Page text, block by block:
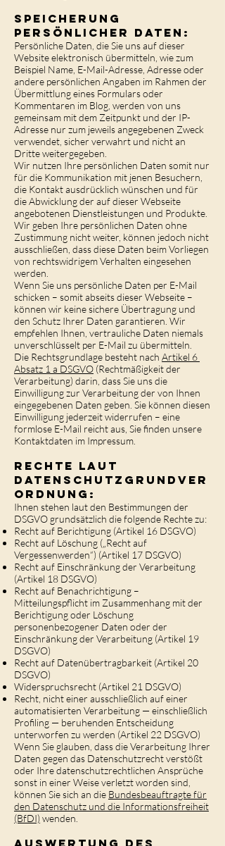
Speicherung
persönlicher Daten:
Persönliche Daten, die Sie uns auf dieser
Website elektronisch übermitteln, wie zum
Beispiel Name, E-Mail-Adresse, Adresse oder
andere persönlichen Angaben im Rahmen der
Übermittlung eines Formulars oder
Kommentaren im Blog, werden von uns
gemeinsam mit dem Zeitpunkt und der IP-
Adresse nur zum jeweils angegebenen Zweck
verwendet, sicher verwahrt und nicht an
Dritte weitergegeben.
Wir nutzen Ihre persönlichen Daten somit nur
für die Kommunikation mit jenen Besuchern,
die Kontakt ausdrücklich wünschen und für
die Abwicklung der auf dieser Webseite
angebotenen Dienstleistungen und Produkte.
Wir geben Ihre persönlichen Daten ohne
Zustimmung nicht weiter, können jedoch nicht
ausschließen, dass diese Daten beim Vorliegen
von rechtswidrigem Verhalten eingesehen
werden.
Wenn Sie uns persönliche Daten per E-Mail
schicken – somit abseits dieser Webseite –
können wir keine sichere Übertragung und
den Schutz Ihrer Daten garantieren. Wir
empfehlen Ihnen, vertrauliche Daten niemals
unverschlüsselt per E-Mail zu übermitteln.
Die Rechtsgrundlage besteht nach Artikel 6
Absatz 1 a DSGVO (Rechtmäßigkeit der
Verarbeitung) darin, dass Sie uns die
Einwilligung zur Verarbeitung der von Ihnen
eingegebenen Daten geben. Sie können diesen
Einwilligung jederzeit widerrufen – eine
formlose E-Mail reicht aus, Sie finden unsere
Kontaktdaten im Impressum.
Rechte laut
Datenschutzgrundver
ordnung:
Ihnen stehen laut den Bestimmungen der
DSGVO grundsätzlich die folgende Rechte zu:
Recht auf Berichtigung (Artikel 16 DSGVO)
Recht auf Löschung („Recht auf
Vergessenwerden“) (Artikel 17 DSGVO)
Recht auf Einschränkung der Verarbeitung
(Artikel 18 DSGVO)
Recht auf Benachrichtigung –
Mitteilungspflicht im Zusammenhang mit der
Berichtigung oder Löschung
personenbezogener Daten oder der
Einschränkung der Verarbeitung (Artikel 19
DSGVO)
Recht auf Datenübertragbarkeit (Artikel 20
DSGVO)
Widerspruchsrecht (Artikel 21 DSGVO)
Recht, nicht einer ausschließlich auf einer
automatisierten Verarbeitung — einschließlich
Profiling — beruhenden Entscheidung
unterworfen zu werden (Artikel 22 DSGVO)
Wenn Sie glauben, dass die Verarbeitung Ihrer
Daten gegen das Datenschutzrecht verstößt
oder Ihre datenschutzrechtlichen Ansprüche
sonst in einer Weise verletzt worden sind,
können Sie sich an die Bundesbeauftragte für
den Datenschutz und die Informationsfreiheit
(BfDI) wenden.
Auswertung des